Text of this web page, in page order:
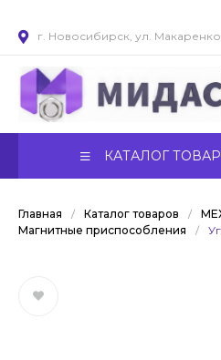
г. Новосибирск, ул.
КАТАЛОГ
Главная / Каталог товаров /
Магнитные приспособления
/